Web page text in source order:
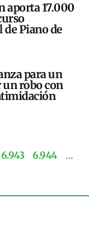
aporta 17.000
Piano de
para un
robo con
6.943 6.944
…